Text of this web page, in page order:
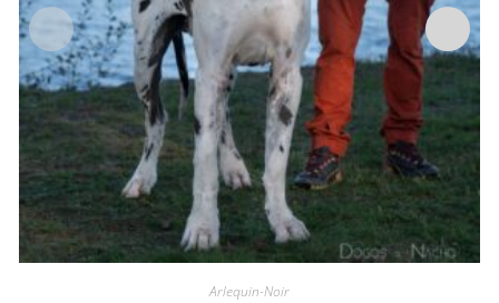
Arlequin-Noir